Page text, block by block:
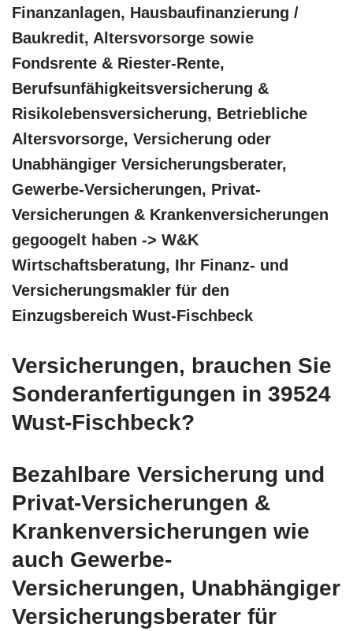
Finanzanlagen, Hausbaufinanzierung /
Baukredit, Altersvorsorge sowie
Fondsrente & Riester-Rente,
Berufsunfähigkeitsversicherung &
Risikolebensversicherung, Betriebliche
Altersvorsorge, Versicherung oder
Unabhängiger Versicherungsberater,
Gewerbe-Versicherungen, Privat-
Versicherungen & Krankenversicherungen
gegoogelt haben -> W&K
Wirtschaftsberatung, Ihr Finanz- und
Versicherungsmakler für den
Einzugsbereich Wust-Fischbeck
Versicherungen, brauchen Sie
Sonderanfertigungen in 39524
Wust-Fischbeck?
Bezahlbare Versicherung und
Privat-Versicherungen &
Krankenversicherungen wie
auch Gewerbe-
Versicherungen, Unabhängiger
Versicherungsberater für